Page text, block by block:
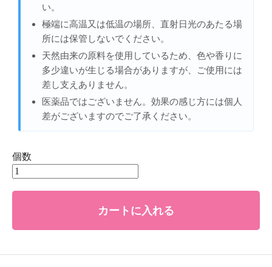
い。
極端に高温又は低温の場所、直射日光のあたる場
所には保管しないでください。
天然由来の原料を使用しているため、色や香りに
多少違いが生じる場合がありますが、ご使用には
差し支えありません。
医薬品ではございません。効果の感じ方には個人
差がございますのでご了承ください。
個数
カートに入れる